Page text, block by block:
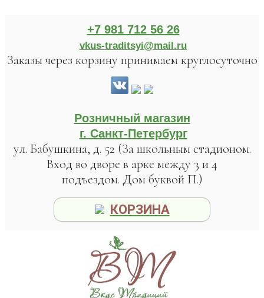
+7 981 712 56 26
vkus-traditsyi@mail.ru
Заказы через корзину принимаем круглосуточно
Розничный магазин
г. Санкт-Петербург
ул. Бабушкина, д. 52 (За школьным стадионом.
Вход во дворе в арке между 3 и 4
подъездом. Дом буквой П.)
КОРЗИНА